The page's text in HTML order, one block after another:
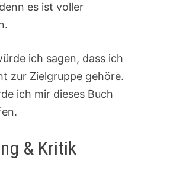
es ist voller
ich sagen, dass ich
zur Zielgruppe gehöre.
ich mir dieses Buch
& Kritik